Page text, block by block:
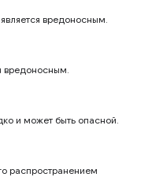
вредоносным.
вредоносным.
и может быть опасной.
распространением